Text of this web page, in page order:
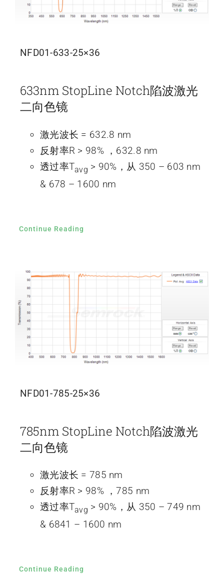
NFD01-633-25×36
633nm StopLine Notch陷波激光
二向色镜
激光波长 = 632.8 nm
反射率R > 98% ，632.8 nm
透过率Tavg > 90%，从 350 – 603 nm
& 678 – 1600 nm
Continue Reading
NFD01-785-25×36
785nm StopLine Notch陷波激光
二向色镜
激光波长 = 785 nm
反射率R > 98% ，785 nm
透过率Tavg > 90%，从 350 – 749 nm
& 6841 – 1600 nm
Continue Reading